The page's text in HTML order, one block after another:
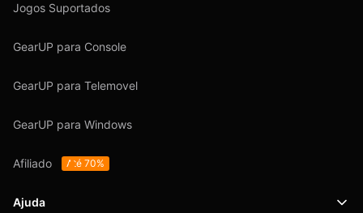
Jogos Suportados
GearUP para Console
GearUP para Telemovel
GearUP para Windows
Afiliado Até 70%
Ajuda